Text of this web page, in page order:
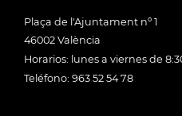
Plaça de l'Ajuntament nº 1
46002 València
Horarios: lunes a viernes de
Teléfono: 963 52 54 78